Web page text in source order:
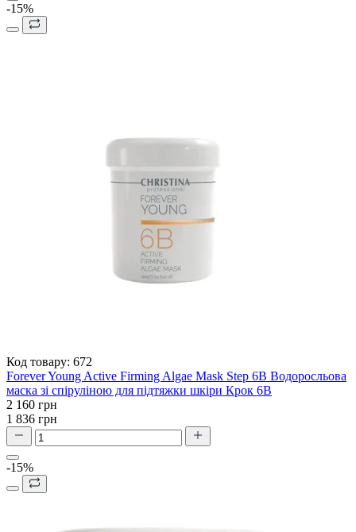
-15%
Код товару: 672
Forever Young Active Firming Algae Mask Step 6В Водоросльова
маска зі спіруліною для підтяжки шкіри Крок 6В
2 160 грн
1 836 грн
-15%